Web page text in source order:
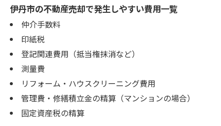
伊丹市の不動産売却で発生しやすい費用一覧
仲介手数料
印紙税
登記関連費用（抵当権抹消など）
測量費
リフォーム・ハウスクリーニング費用
管理費・修繕積立金の精算（マンションの場合）
固定資産税の精算